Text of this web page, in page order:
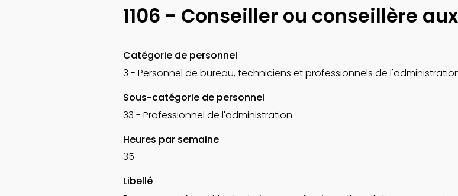
1106 - Conseiller ou conseillère
Catégorie de personnel
3 - Personnel de bureau, techniciens et professionnels de
Sous-catégorie de personnel
33 - Professionnel de l'administration
Heures par semaine
35
Libellé